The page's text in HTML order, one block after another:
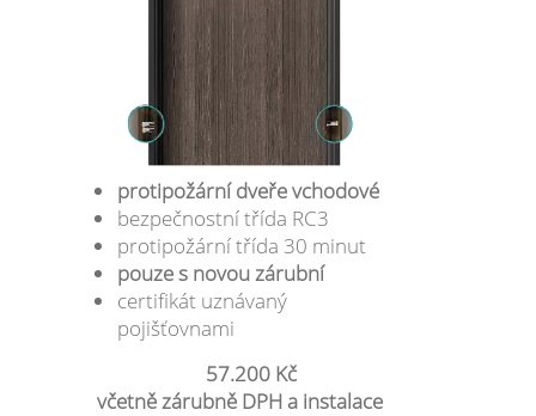
protipožární dveře vchodové
bezpečnostní třída RC3
protipožární třída 30 minut
pouze s novou zárubní
certifikát uznávaný
pojišťovnami
57.200 Kč
včetně zárubně DPH a instalace